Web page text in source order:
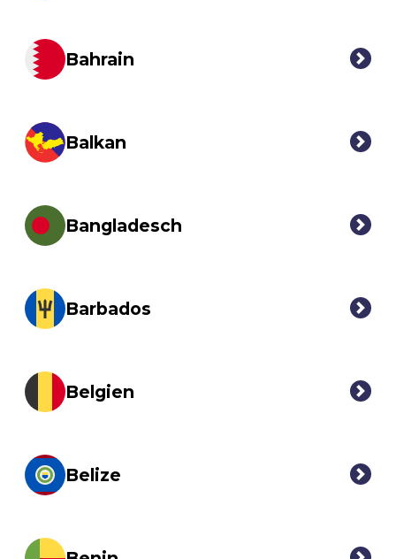
Bahrain
Balkan
Bangladesch
Barbados
Belgien
Belize